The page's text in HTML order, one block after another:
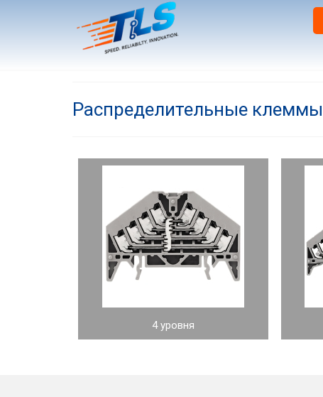
Распределительные клеммы
4 уровня